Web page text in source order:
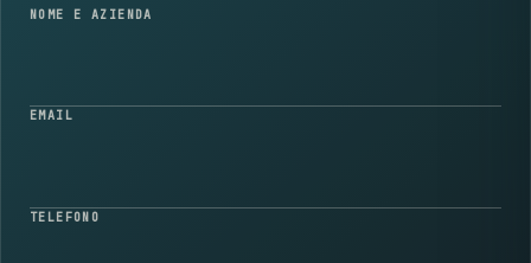
NOME E AZIENDA
EMAIL
TELEFONO